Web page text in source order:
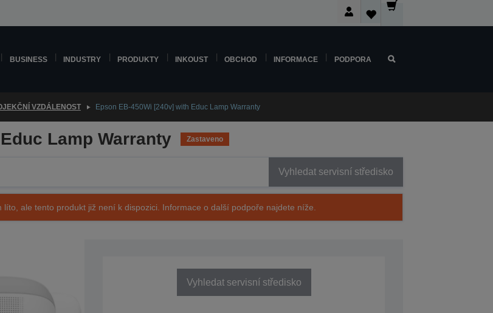
BUSINESS INDUSTRY PRODUKTY INKOUST OBCHOD INFORMACE PODPORA
VZDÁLENOST Epson EB-450Wi [240v] with Educ Lamp Warranty
Lamp Warranty Zastaveno
Vyhledat servisní středisko
ale tento produkt již není k dispozici. Informace o další podpoře najdete níže.
Vyhledat servisní středisko